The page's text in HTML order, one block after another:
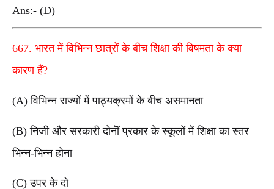
Ans:- (D)
667. भारत में विभिन्न छात्रों के बीच शिक्षा की विषमता के क्या
कारण हैं?
(A) विभिन्न राज्यों में पाठ्यक्रमों के बीच असमानता
(B) निजी और सरकारी दोनॊं प्रकार के स्कूलों में शिक्षा का स्तर
भिन्न-भिन्न होना
(C) उपर के दो